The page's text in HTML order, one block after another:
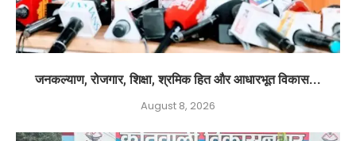
जनकल्याण, रोजगार, शिक्षा, श्रमिक हित और आधारभूत विकास...
August 8, 2026